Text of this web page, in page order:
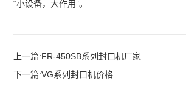
“小设备，大作用”。
上一篇:FR-450SB系列封口机厂家
下一篇:VG系列封口机价格